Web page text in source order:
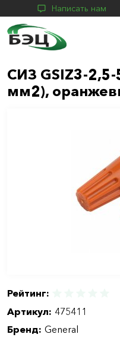
Написать нам
СИЗ GSIZ3-
мм2),
Рейтинг:
Артикул: 475411
Бренд: General